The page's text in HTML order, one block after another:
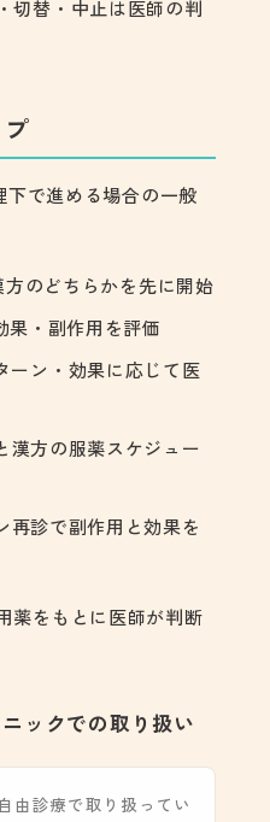
切替・中止は医師の判
下で進める場合の一般
方のどちらかを先に開始
果・副作用を評価
ーン・効果に応じて医
漢方の服薬スケジュー
再診で副作用と効果を
薬をもとに医師が判断
ックでの取り扱い
由診療で取り扱ってい